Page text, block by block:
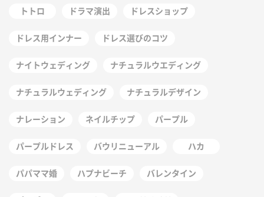
トトロ ドラマ演出 ドレスショップ
ドレス用インナー ドレス選びのコツ
ナイトウェディング ナチュラルウエディング
ナチュラルウェディング ナチュラルデザイン
ナレーション ネイルチップ パープル
パープルドレス バウリニューアル ハカ
パパママ婚 ハプナビーチ バレンタイン